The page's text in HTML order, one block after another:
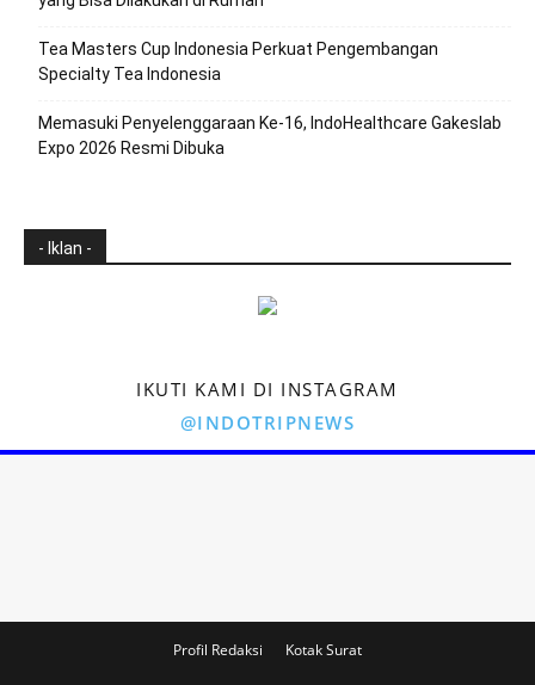
Tea Masters Cup Indonesia Perkuat Pengembangan
Specialty Tea Indonesia
Memasuki Penyelenggaraan Ke-16, IndoHealthcare Gakeslab
Expo 2026 Resmi Dibuka
- Iklan -
IKUTI KAMI DI INSTAGRAM
@INDOTRIPNEWS
Profil Redaksi Kotak Surat